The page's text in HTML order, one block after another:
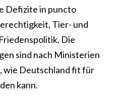
Defizite in puncto
Tier- und
Die
sind nach Ministerien
wie Deutschland fit für
kann.